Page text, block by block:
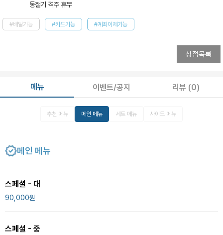
동절기 격주 휴무
#배달가능 #카드가능 #계좌이체가능
상점목록
메뉴 이벤트/공지 리뷰 (0)
추천 메뉴 메인 메뉴 세트 메뉴 사이드 메뉴
메인 메뉴
스페셜 - 대
90,000원
스페셜 - 중